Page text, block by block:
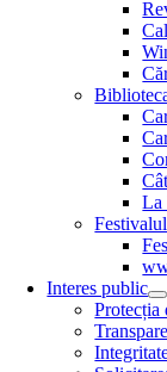
La
Interes public
Protecția